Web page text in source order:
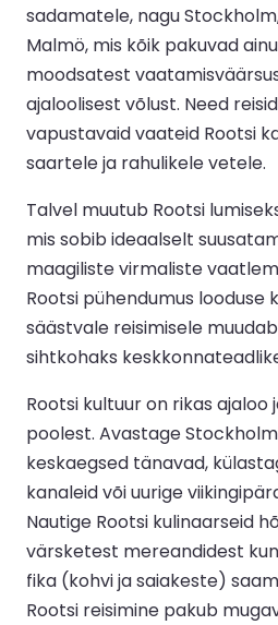
sadamatele, nagu
Malmö, mis kõik pakuvad
moodsatest
ajaloolisest võlust. Need
vapustavaid vaateid Rootsi
saartele ja rahulikele vetele.
Talvel muutub Rootsi
mis sobib ideaalselt
maagiliste virmaliste
Rootsi pühendumus looduse
säästvale reisimisele
sihtkohaks
Rootsi kultuur on rikas ajaloo
poolest. Avastage
keskaegsed tänavad,
kanaleid või uurige
Nautige Rootsi kulinaarseid
värsketest mereandidest
fika (kohvi ja saiakeste)
Rootsi reisimine pakub